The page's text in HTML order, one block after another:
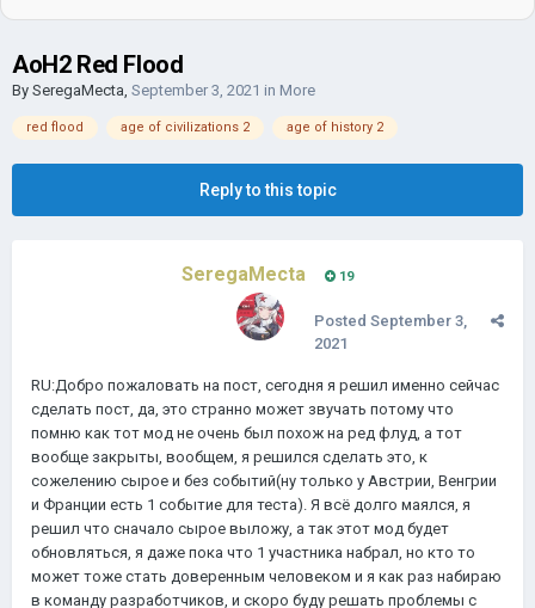
AoH2 Red Flood
By SeregaMecta, September 3, 2021 in More
red flood age of civilizations 2 age of history 2
Reply to this topic
SeregaMecta 19
Posted September 3,
2021
RU:Добро пожаловать на пост, сегодня я решил именно сейчас
сделать пост, да, это странно может звучать потому что
помню как тот мод не очень был похож на ред флуд, а тот
вообще закрыты, вообщем, я решился сделать это, к
сожелению сырое и без событий(ну только у Австрии, Венгрии
и Франции есть 1 событие для теста). Я всё долго маялся, я
решил что сначало сырое выложу, а так этот мод будет
обновляться, я даже пока что 1 участника набрал, но кто то
может тоже стать доверенным человеком и я как раз набираю
в команду разработчиков, и скоро буду решать проблемы с